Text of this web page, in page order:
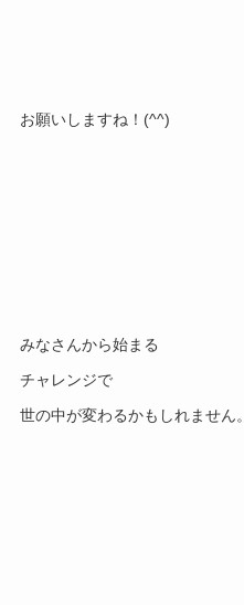
お願いしますね！(^^)
みなさんから始まる
チャレンジで
世の中が変わるかもしれません。